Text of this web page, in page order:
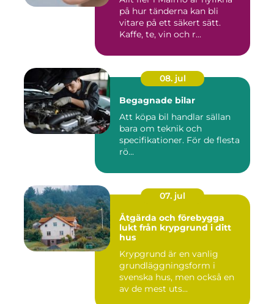
på hur tänderna kan bli
vitare på ett säkert sätt.
Kaffe, te, vin och r...
08. jul
Begagnade bilar
Att köpa bil handlar sällan
bara om teknik och
specifikationer. För de flesta
rö...
07. jul
Åtgärda och förebygga
lukt från krypgrund i ditt
hus
Krypgrund är en vanlig
grundläggningsform i
svenska hus, men också en
av de mest uts...